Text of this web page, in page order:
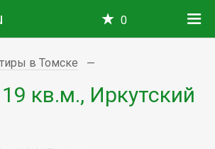
0
в Томске
кв.м., Иркутский